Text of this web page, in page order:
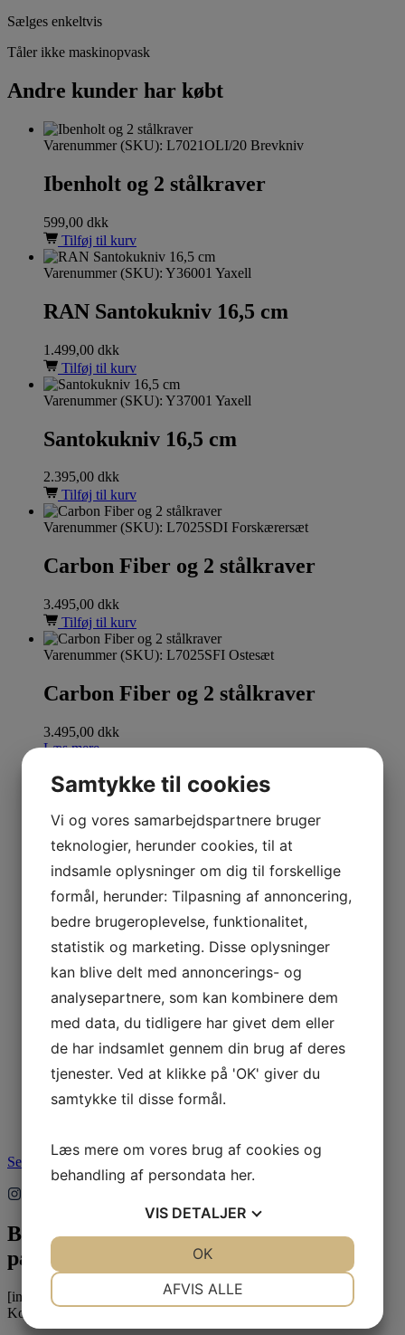
Sælges enkeltvis
Tåler ikke maskinopvask
Andre kunder har købt
Varenummer (SKU): L7021OLI/20 Brevkniv
Ibenholt og 2 stålkraver
599,00 dkk
Tilføj til kurv
Varenummer (SKU): Y36001 Yaxell
RAN Santokukniv 16,5 cm
1.499,00 dkk
Tilføj til kurv
Varenummer (SKU): Y37001 Yaxell
Santokukniv 16,5 cm
2.395,00 dkk
Tilføj til kurv
Varenummer (SKU): L7025SDI Forskærersæt
Carbon Fiber og 2 stålkraver
3.495,00 dkk
Tilføj til kurv
Varenummer (SKU): L7025SFI Ostesæt
Carbon Fiber og 2 stålkraver
3.495,00 dkk
Læs mere
Varenummer (SKU):L7020SF/3 Ostesæt
Sort Horn og 2 messingkraver
dkk
Tilføj til kurv
Varenummer (SKU): L7020CT/2 Kniv
Brunt Horn/2 messingkraver
Tilføj til kurv
Varenummer (SKU): L7020SDG/3 Forskærersæt
Sort Horn og 1 messingkrave
4.295,00
Se alle produkter
Bliv inspireret
på Instagram
[instagram-feed feed=1]
Kontaktinformation
Samtykke til cookies
Vi og vores samarbejdspartnere bruger
teknologier, herunder cookies, til at
indsamle oplysninger om dig til forskellige
formål, herunder: Tilpasning af annoncering,
bedre brugeroplevelse, funktionalitet,
statistik og marketing. Disse oplysninger
kan blive delt med annoncerings- og
analysepartnere, som kan kombinere dem
med data, du tidligere har givet dem eller
de har indsamlet gennem din brug af deres
tjenester. Ved at klikke på 'OK' giver du
samtykke til disse formål.
Læs mere om vores brug af cookies og
behandling af persondata her.
VIS DETALJER
AFVIS ALLE
OK